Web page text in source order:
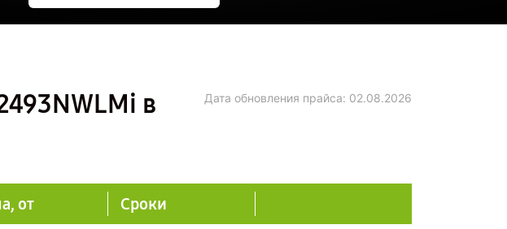
в
Дата обновления прайса: 02.08.2026
от Сроки